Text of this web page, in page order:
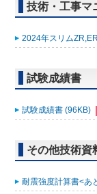
技術・工事マ
2024年スリム
試験成績書
試験成績書 (96KB)
その他技術資
耐震強度計算書<あ